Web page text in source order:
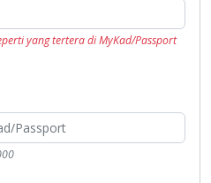
yang tertera di MyKad/Passport